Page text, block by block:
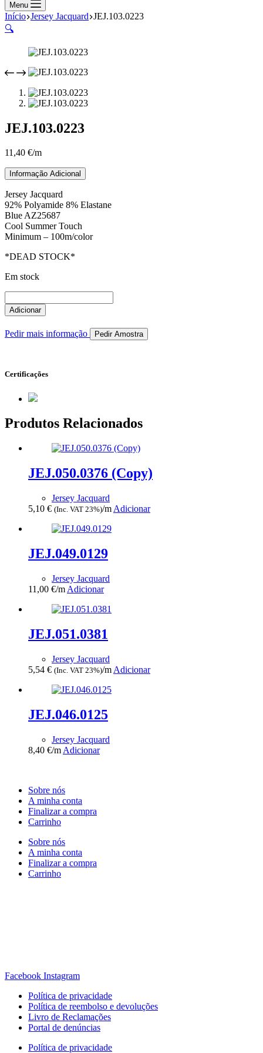
Menu
Início Jersey Jacquard JEJ.103.0223
🔍
JEJ.103.0223
11,40 €/m
Informação Adicional
Jersey Jacquard
92% Polyamide 8% Elastane
Blue AZ25687
Cool Summer Touch
Minimum – 100m/color
*DEAD STOCK*
Em stock
de
JEJ.103.0223
Adicionar
Pedir mais informação Pedir Amostra
Certificações
Produtos Relacionados
JEJ.050.0376 (Copy)
Jersey Jacquard
5,10 € (Inc. VAT 23%)/m Adicionar
JEJ.049.0129
Jersey Jacquard
11,00 €/m Adicionar
JEJ.051.0381
Jersey Jacquard
5,54 € (Inc. VAT 23%)/m Adicionar
JEJ.046.0125
Jersey Jacquard
8,40 €/m Adicionar
Sobre nós
A minha conta
Finalizar a compra
Carrinho
Sobre nós
A minha conta
Finalizar a compra
Carrinho
Facebook Instagram
Política de privacidade
Política de reembolso e devoluções
Livro de Reclamações
Portal de denúncias
Política de privacidade